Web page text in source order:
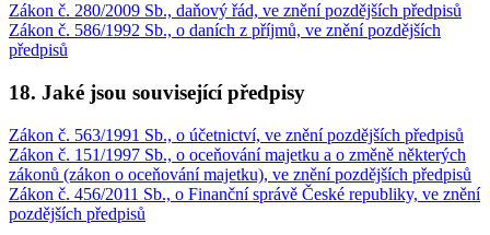
Zákon č. 280/2009 Sb., daňový řád, ve znění pozdějších předpisů
Zákon č. 586/1992 Sb., o daních z příjmů, ve znění pozdějších
předpisů
18. Jaké jsou související předpisy
Zákon č. 563/1991 Sb., o účetnictví, ve znění pozdějších předpisů
Zákon č. 151/1997 Sb., o oceňování majetku a o změně některých
zákonů (zákon o oceňování majetku), ve znění pozdějších předpisů
Zákon č. 456/2011 Sb., o Finanční správě České republiky, ve znění
pozdějších předpisů